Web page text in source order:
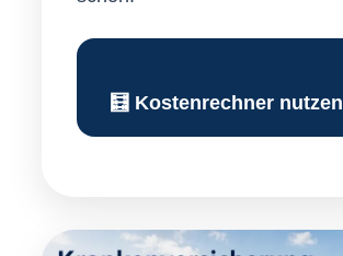
🧮 Kostenrechner nutzen